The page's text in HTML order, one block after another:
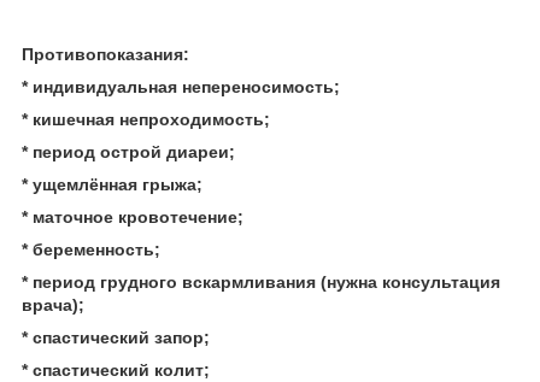
Противопоказания:
* индивидуальная непереносимость;
* кишечная непроходимость;
* период острой диареи;
* ущемлённая грыжа;
* маточное кровотечение;
* беременность;
* период грудного вскармливания (нужна консультация
врача);
* спастический запор;
* спастический колит;